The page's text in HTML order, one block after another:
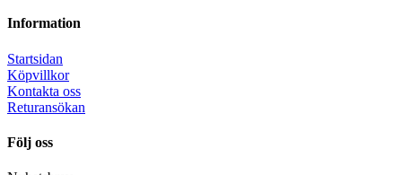
Information
Startsidan
Köpvillkor
Kontakta oss
Returansökan
Följ oss